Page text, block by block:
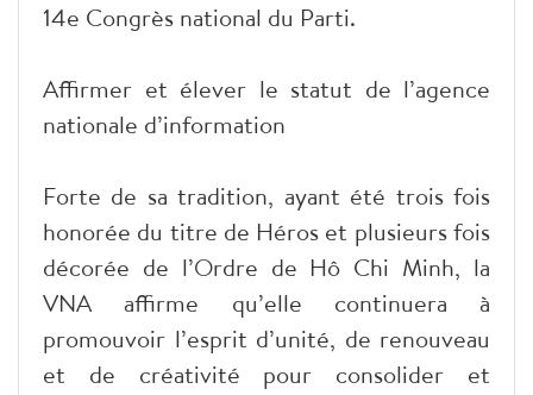
14e Congrès national du Parti.
Affirmer et élever le statut de l’agence
nationale d’information
Forte de sa tradition, ayant été trois fois
honorée du titre de Héros et plusieurs fois
décorée de l’Ordre de Hô Chi Minh, la
VNA affirme qu’elle continuera à
promouvoir l’esprit d’unité, de renouveau
et de créativité pour consolider et